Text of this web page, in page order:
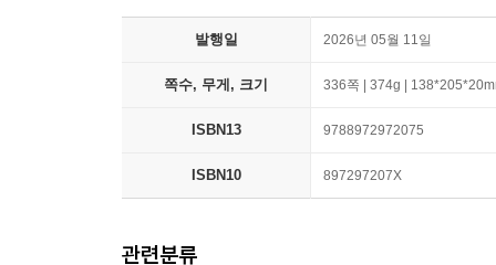
발행일 2026년 05월 11일
쪽수, 무게, 크기 336쪽 | 374g |
ISBN13 9788972972075
ISBN10 897297207X
관련분류